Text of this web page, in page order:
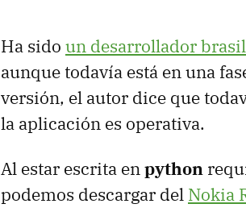
Ha sido un desarrollador
aunque todavía está en una
versión, el autor dice que
la aplicación es operativa.
Al estar escrita enpython
podemos descargar del Nokia